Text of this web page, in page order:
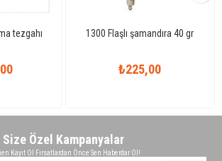
tezgahı 1300 Flaşlı şamandıra 40 gr
₺225,00
Size Özel Kampanyalar
Kayıt Ol Fırsatlardan Önce Sen Haberdar Ol!